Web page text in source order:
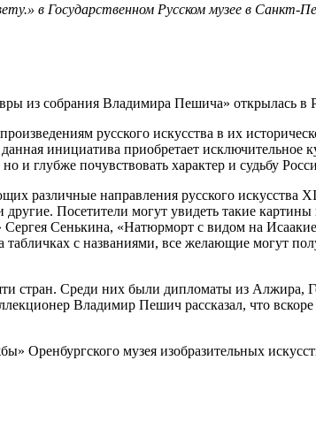
в Государственном Русском музее в
из собрания Владимира Пешича» открылась
русского искусства в их
инициатива приобретает исключительное
и глубже почувствовать характер и судьбу
различные направления русского
другие. Посетители могут увидеть такие
Сенькина, «Натюрморт с видом на
табличках с названиями, все желающие могут
стран. Среди них были дипломаты из
Владимир Пешич рассказал, что
Оренбургского музея изобразительных